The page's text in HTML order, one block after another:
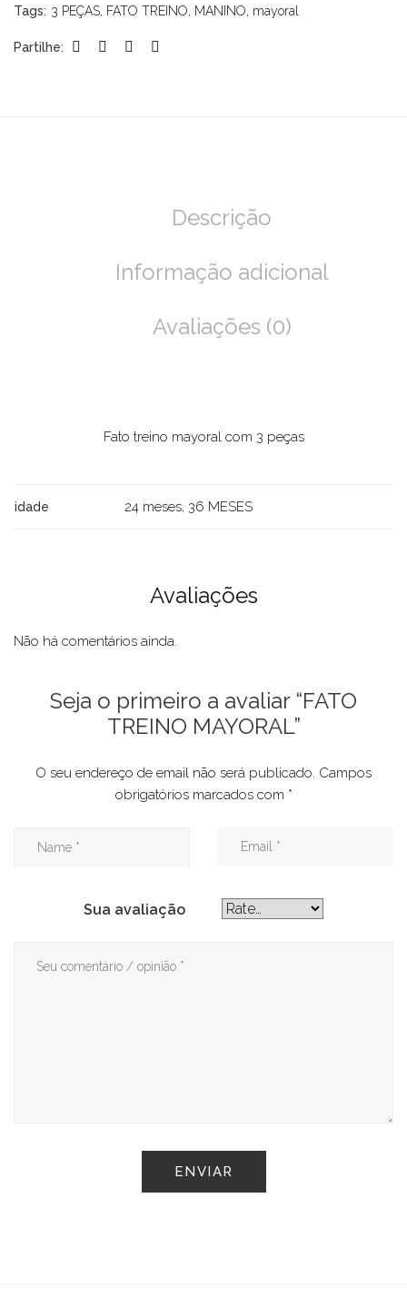
Tags: 3 PEÇAS, FATO TREINO, MANINO, mayoral
Partilhe:
Descrição
Informação adicional
Avaliações (0)
Fato treino mayoral com 3 peças
idade 24 meses, 36 MESES
Avaliações
Não há comentários ainda.
Seja o primeiro a avaliar “FATO
TREINO MAYORAL”
O seu endereço de email não será publicado. Campos
obrigatórios marcados com *
Sua avaliação